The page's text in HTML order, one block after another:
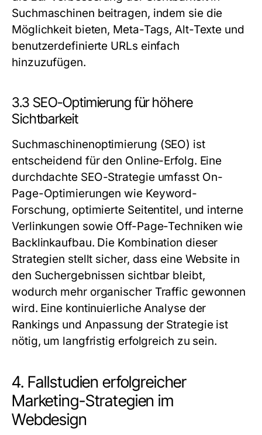
Suchmaschinen beitragen, indem sie die
Möglichkeit bieten, Meta-Tags, Alt-Texte und
benutzerdefinierte URLs einfach
hinzuzufügen.
3.3 SEO-Optimierung für höhere
Sichtbarkeit
Suchmaschinenoptimierung (SEO) ist
entscheidend für den Online-Erfolg. Eine
durchdachte SEO-Strategie umfasst On-
Page-Optimierungen wie Keyword-
Forschung, optimierte Seitentitel, und interne
Verlinkungen sowie Off-Page-Techniken wie
Backlinkaufbau. Die Kombination dieser
Strategien stellt sicher, dass eine Website in
den Suchergebnissen sichtbar bleibt,
wodurch mehr organischer Traffic gewonnen
wird. Eine kontinuierliche Analyse der
Rankings und Anpassung der Strategie ist
nötig, um langfristig erfolgreich zu sein.
4. Fallstudien erfolgreicher
Marketing-Strategien im
Webdesign